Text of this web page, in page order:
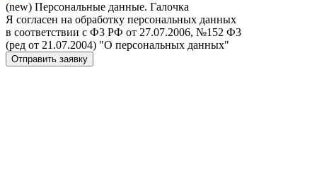
(new) Персональные данные. Галочка
Я согласен на обработку персональных данных
в соответствии с Ф3 РФ от 27.07.2006, №152 Ф3
(ред от 21.07.2004) "О персональных данных"